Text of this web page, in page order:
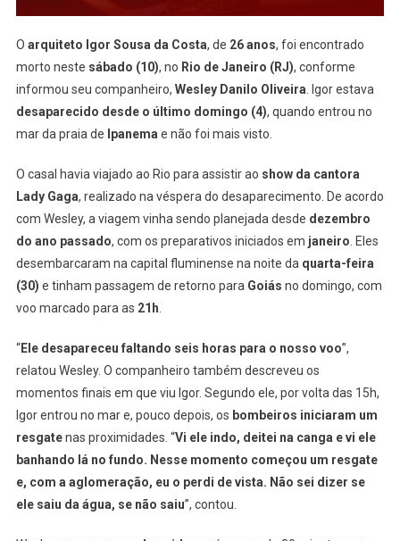
O arquiteto Igor Sousa da Costa, de 26 anos, foi encontrado
morto neste sábado (10), no Rio de Janeiro (RJ), conforme
informou seu companheiro, Wesley Danilo Oliveira . Igor estava
desaparecido desde o último domingo (4), quando entrou no
mar da praia de Ipanema e não foi mais visto.
O casal havia viajado ao Rio para assistir ao show da cantora
Lady Gaga, realizado na véspera do desaparecimento. De acordo
com Wesley, a viagem vinha sendo planejada desde dezembro
do ano passado, com os preparativos iniciados em janeiro . Eles
desembarcaram na capital fluminense na noite da quarta-feira
(30) e tinham passagem de retorno para Goiás no domingo, com
voo marcado para as 21h
“Ele desapareceu faltando seis horas para o nosso voo”,
relatou Wesley. O companheiro também descreveu os
momentos finais em que viu Igor. Segundo ele, por volta das 15h,
Igor entrou no mar e, pouco depois, os bombeiros iniciaram um
resgatenas proximidades. “Vi ele indo, deitei na canga e vi ele
banhando lá no fundo. Nesse momento começou um resgate
e, com a aglomeração, eu o perdi de vista. Não sei dizer se
ele saiu da água, se não saiu”, contou.